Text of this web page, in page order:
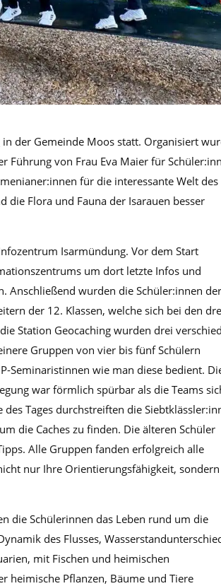
der Gemeinde Moos statt. Organisiert
Führung von Frau Eva Maier für
für die interessante Welt des
die Flora und Fauna der Isarauen besser
Isarmündung. Vor dem Start
um dort letzte Infos und
Anschließend wurden die Schüler:innen
der 12. Klassen, welche sich bei den
Station Geocaching wurden drei
Gruppen von vier bis fünf Schülern
Seminaristinnen wie man diese bedient.
war förmlich spürbar als die Teams
Tages durchstreiften die
die Caches zu finden. Die älteren Schüler
Alle Gruppen fanden erfolgreich alle
nur Ihre Orientierungsfähigkeit, sondern
die Schülerinnen das Leben rund um die
des Flusses,
mit Fischen und heimischen
heimische Pflanzen, Bäume und Tiere